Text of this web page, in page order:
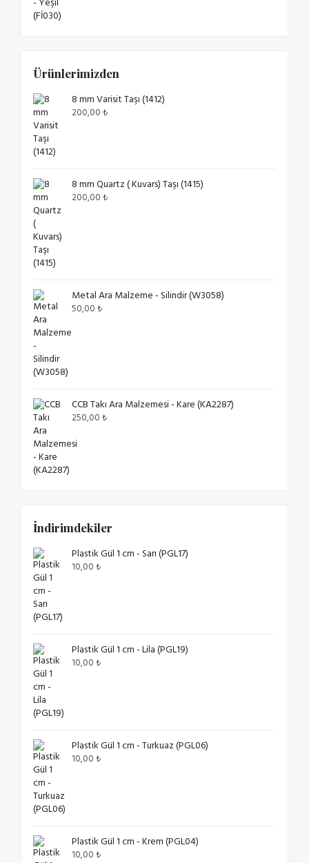
Ürünlerimizden
8 mm Varisit Taşı (1412)
200,00₺
8 mm Quartz ( Kuvars) Taşı (1415)
200,00₺
Metal Ara Malzeme - Silindir (W3058)
50,00₺
CCB Takı Ara Malzemesi - Kare (KA2287)
250,00₺
İndirimdekiler
Plastik Gül 1 cm - Sarı (PGL17)
10,00₺
Plastik Gül 1 cm - Lila (PGL19)
10,00₺
Plastik Gül 1 cm - Turkuaz (PGL06)
10,00₺
Plastik Gül 1 cm - Krem (PGL04)
10,00₺